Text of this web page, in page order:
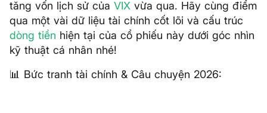
tăng vốn lịch sử của VIX vừa qua. Hãy cùng điểm
qua một vài dữ liệu tài chính cốt lõi và cấu trúc
dòng tiền hiện tại của cổ phiếu này dưới góc nhìn
kỹ thuật cá nhân nhé!
📊 Bức tranh tài chính & Câu chuyện 2026: